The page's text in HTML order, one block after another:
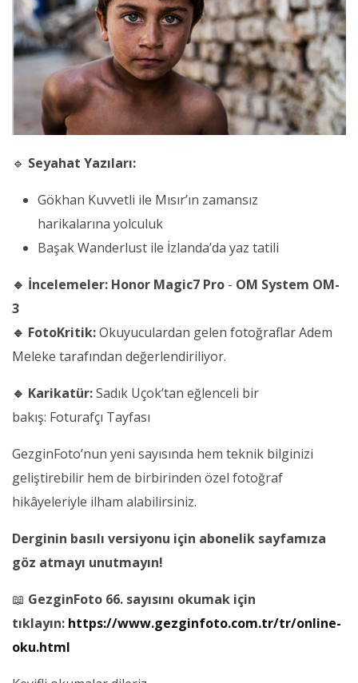
🔹 Seyahat Yazıları:
Gökhan Kuvvetli ile Mısır’ın zamansız
harikalarına yolculuk
Başak Wanderlust ile İzlanda’da yaz tatili
🔹 İncelemeler: Honor Magic7 Pro - OM System OM-
3
🔹 FotoKritik:Okuyuculardan gelen fotoğraflar Adem
Meleke tarafından değerlendiriliyor.
🔹 Karikatür:Sadık Uçok’tan eğlenceli bir
bakış: Foturafçı Tayfası
GezginFoto’nun yeni sayısında hem teknik bilginizi
geliştirebilir hem de birbirinden özel fotoğraf
hikâyeleriyle ilham alabilirsiniz.
Derginin basılı versiyonu için abonelik sayfamıza
göz atmayı unutmayın!
📖 GezginFoto 66. sayısını okumak için
tıklayın: https://www.gezginfoto.com.tr/tr/online-
oku.html